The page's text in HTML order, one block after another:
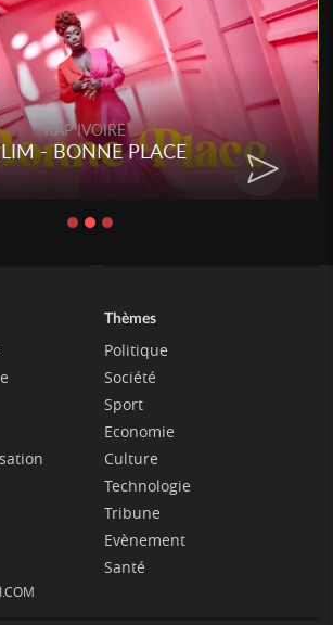
RAP IVOIRE
- BONNE PLACE
Thèmes
Politique
Société
Sport
Economie
Culture
Technologie
Tribune
Evènement
Santé